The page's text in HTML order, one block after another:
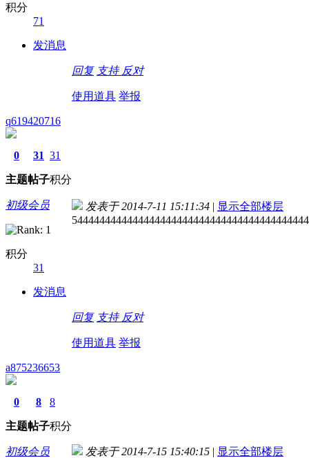
积分
71
发消息
回复 支持 反对
使用道具 举报
q619420716
0
主题
31
帖子
31
积分
初级会员
积分
31
发消息
发表于 2014-7-11 15:11:34 | 显示全部楼层
5444444444444444444444444444444444444444444
回复 支持 反对
使用道具 举报
a875236653
0
主题
8
帖子
8
积分
初级会员 发表于 2014-7-15 15:40:15 | 显示全部楼层